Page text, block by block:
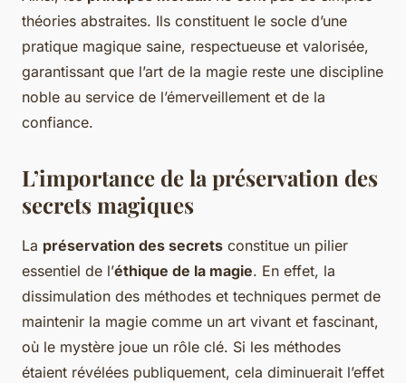
théories abstraites. Ils constituent le socle d’une
pratique magique saine, respectueuse et valorisée,
garantissant que l’art de la magie reste une discipline
noble au service de l’émerveillement et de la
confiance.
L’importance de la préservation des
secrets magiques
La préservation des secrets constitue un pilier
essentiel de l’éthique de la magie. En effet, la
dissimulation des méthodes et techniques permet de
maintenir la magie comme un art vivant et fascinant,
où le mystère joue un rôle clé. Si les méthodes
étaient révélées publiquement, cela diminuerait l’effet